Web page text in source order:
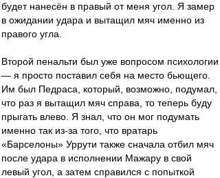
будет нанесён в правый от меня угол. Я замер
в ожидании удара и вытащил мяч именно из
правого угла.
Второй пенальти был уже вопросом психологии
— я просто поставил себя на место бьющего.
Им был Педраса, который, возможно, подумал,
что раз я вытащил мяч справа, то теперь буду
прыгать влево. Я знал, что он мог подумать
именно так из-за того, что вратарь
«Барселоны» Уррути также сначала отбил мяч
после удара в исполнении Мажару в свой
левый угол, а затем справился с попыткой